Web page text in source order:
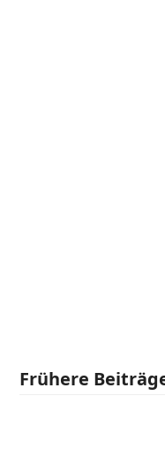
Frühere